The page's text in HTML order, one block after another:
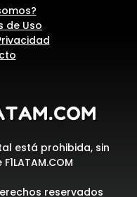
de Uso
está prohibida, sin
reservados